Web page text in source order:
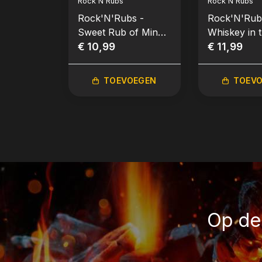
Rock'N'Rubs -
Sweet Rub of Mine
(140 gram)
€ 10,99
TOEVOEGEN
Whiskey in
(140 gram)
€ 11,99
Op